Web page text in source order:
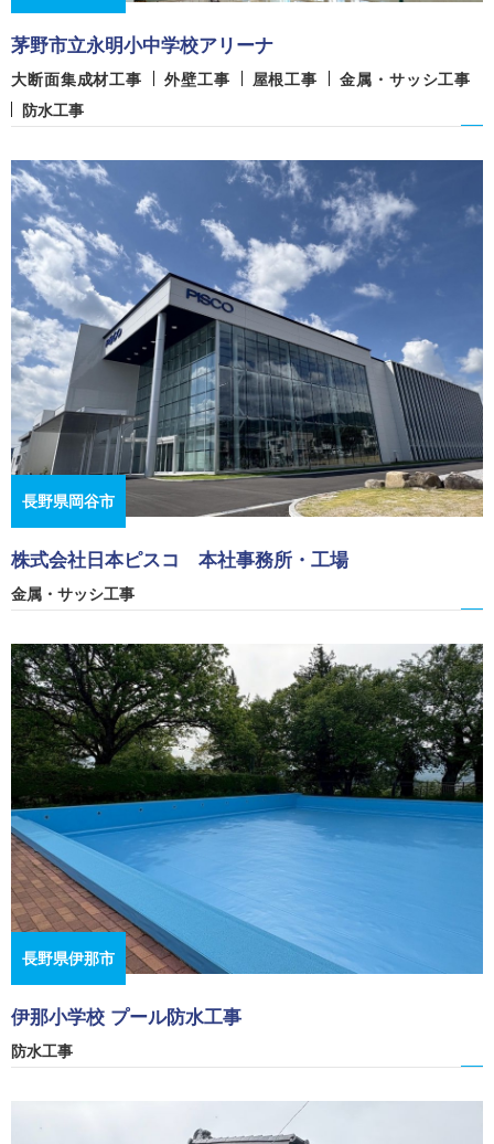
茅野市立永明小中学校アリーナ
大断面集成材工事 外壁工事 屋根工事
金属・サッシ工事
防水工事
長野県岡谷市
株式会社日本ピスコ 本社事務所・工場
金属・サッシ工事
長野県伊那市
伊那小学校 プール防水工事
防水工事